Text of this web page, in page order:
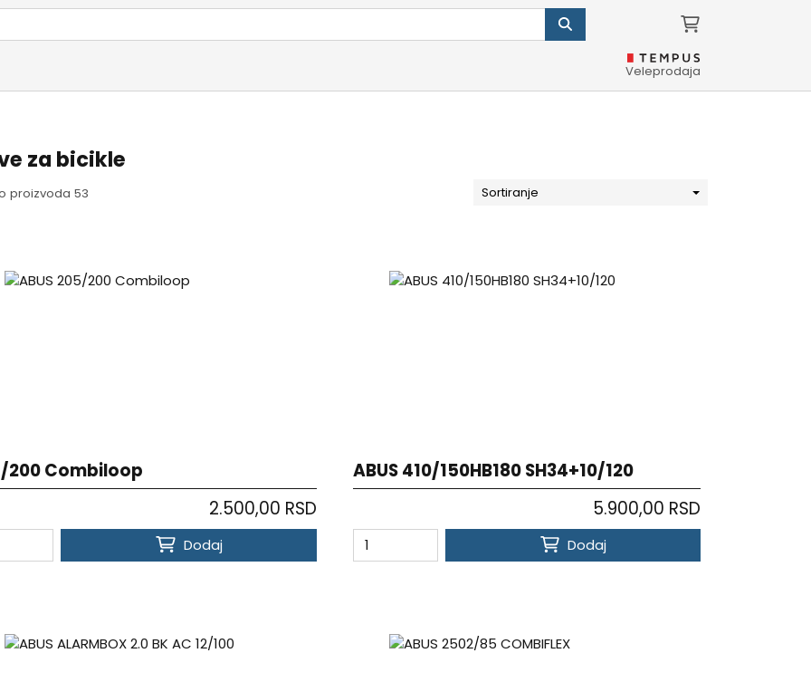
Veleprodaja
za bicikle
proizvoda 53 Sortiranje
200 Combiloop
2.500,00 RSD
Dodaj
ABUS 410/150HB180 SH34+10/120
5.900,00 RSD
Dodaj